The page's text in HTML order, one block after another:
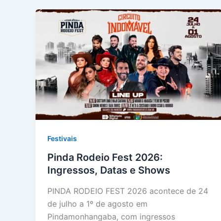
Festivais
Pinda Rodeio Fest 2026:
Ingressos, Datas e Shows
PINDA RODEIO FEST 2026 acontece de 24
de julho a 1º de agosto em
Pindamonhangaba, com ingressos